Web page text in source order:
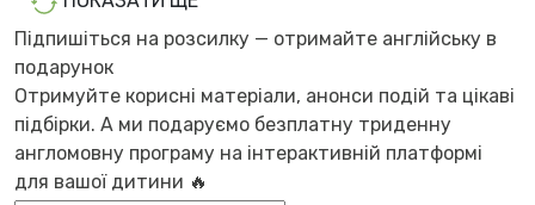
Підпишіться на розсилку — отримайте англійську в
подарунок
Отримуйте корисні матеріали, анонси подій та цікаві
підбірки. А ми подаруємо безплатну триденну
англомовну програму на інтерактивній платформі
для вашої дитини 🔥